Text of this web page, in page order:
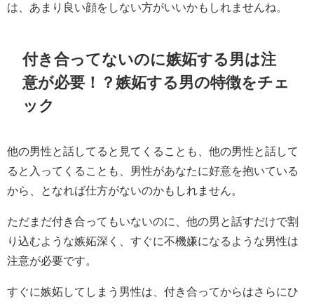
は、あまり良い顔をしない方がいいかもしれませんね。
付き合ってないのに嫉妬する男は注
意が必要！？嫉妬する男の特徴をチェ
ック
他の男性と話してると見てくることも、他の男性と話して
ると入ってくることも、男性があなたに好意を抱いている
から、となれば仕方がないのかもしれません。
ただまだ付き合ってもいないのに、他の男と話すだけで割
り込むような嫉妬深く、すぐに不機嫌になるような男性は
注意が必要です。
すぐに嫉妬してしまう男性は、付き合ってからはさらにひ